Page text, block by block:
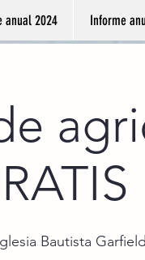
anual 2024 Informe
Bautista